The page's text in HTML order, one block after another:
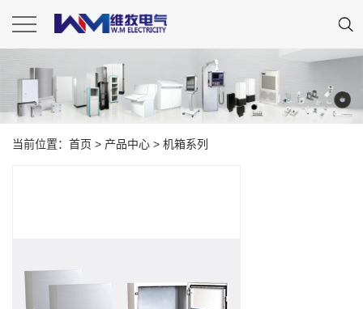
当前位置： 首页 > 产品中心 > 机箱系列